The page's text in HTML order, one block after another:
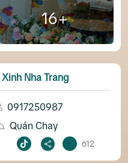
16+
Nha Trang
0917250987
Quán Chay
612